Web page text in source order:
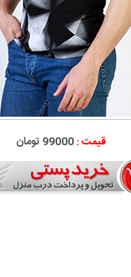
قیمت :99000 تومان